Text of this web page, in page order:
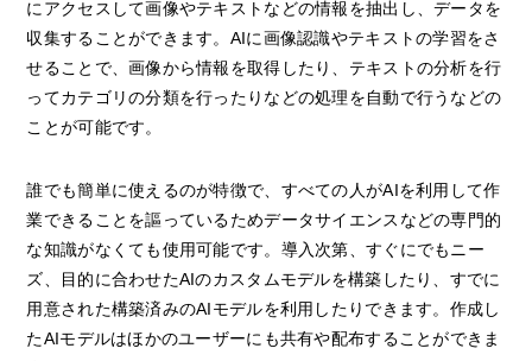
にアクセスして画像やテキストなどの情報を抽出し、データを
収集することができます。AIに画像認識やテキストの学習をさ
せることで、画像から情報を取得したり、テキストの分析を行
ってカテゴリの分類を行ったりなどの処理を自動で行うなどの
ことが可能です。
誰でも簡単に使えるのが特徴で、すべての人がAIを利用して作
業できることを謳っているためデータサイエンスなどの専門的
な知識がなくても使用可能です。導入次第、すぐにでもニー
ズ、目的に合わせたAIのカスタムモデルを構築したり、すでに
用意された構築済みのAIモデルを利用したりできます。作成し
たAIモデルはほかのユーザーにも共有や配布することができま